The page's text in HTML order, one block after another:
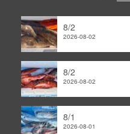
8/2
2026-08-02
8/2
2026-08-02
8/1
2026-08-01